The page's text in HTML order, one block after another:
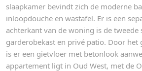
slaapkamer bevindt zich de moderne
inloopdouche en wastafel. Er is een
achterkant van de woning is de tweede
garderobekast en privé patio. Door het
is er een gietvloer met betonlook
appartement ligt in Oud West, met de